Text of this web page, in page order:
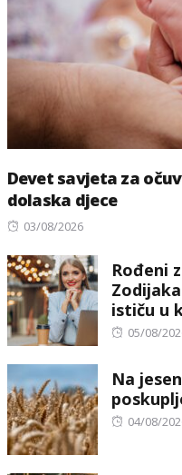
Devet savjeta za
dolaska djece
Posted
03/08/2026
Rođeni
ističu u
Posted
05/08/
Na
Posted
04/08/